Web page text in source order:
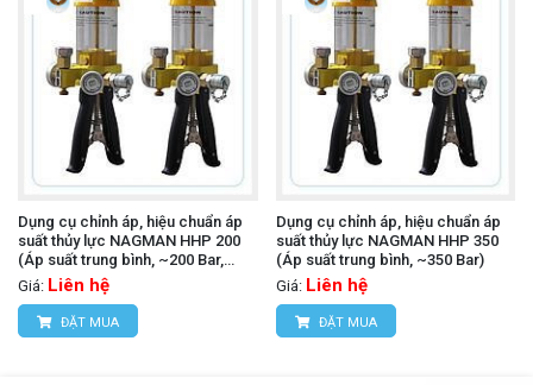
Dụng cụ chỉnh áp, hiệu chuẩn áp
suất thủy lực NAGMAN HHP 200
(Áp suất trung bình, ~200 Bar,
kèm Adaptors)
Giá: Liên hệ
ĐẶT MUA
Dụng cụ chỉnh áp, hiệu chuẩn áp
suất thủy lực NAGMAN HHP 350
(Áp suất trung bình, ~350 Bar)
Giá: Liên hệ
ĐẶT MUA